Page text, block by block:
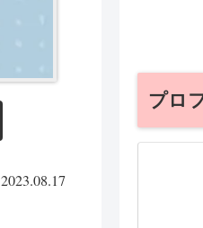
2023.08.17
プロ